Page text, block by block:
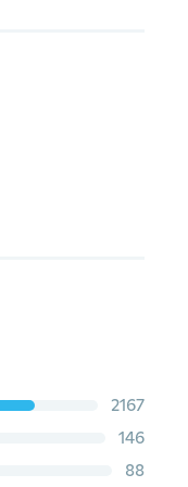
2167
146
88